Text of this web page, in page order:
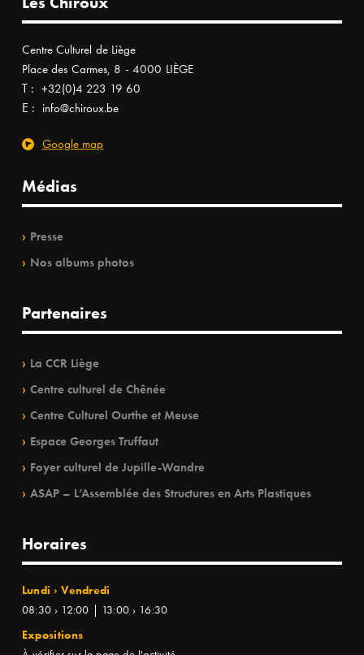
Centre Culturel de Liège
Place des Carmes, 8 - 4000 LIÈGE
T : +32(0)4 223 19 60
E : info@chiroux.be
Google map
Médias
Presse
Nos albums photos
Partenaires
La CCR Liège
Centre culturel de Chênée
Centre Culturel Ourthe et Meuse
Espace Georges Truffaut
Foyer culturel de Jupille-Wandre
ASAP – L’Assemblée des Structures en Arts Plastiques
Horaires
Lundi › Vendredi
08:30 › 12:00 | 13:00 › 16:30
Expositions